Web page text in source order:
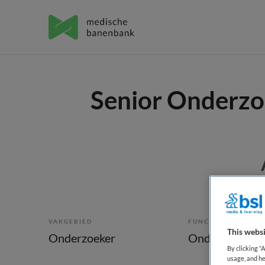
Senior
VAKGEBIED
Onderzoeker
FUNCTIE
Onderzoeker
This
By clicking
usage, and